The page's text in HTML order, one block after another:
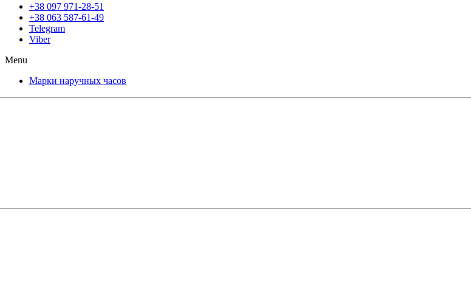
+38 097 971-28-51
+38 063 587-61-49
Telegram
Viber
Menu
Марки наручных часов